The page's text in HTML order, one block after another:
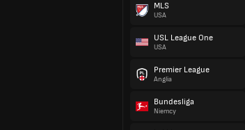
MLS
USA
USL League One
USA
Premier League
Anglia
Bundesliga
Niemcy